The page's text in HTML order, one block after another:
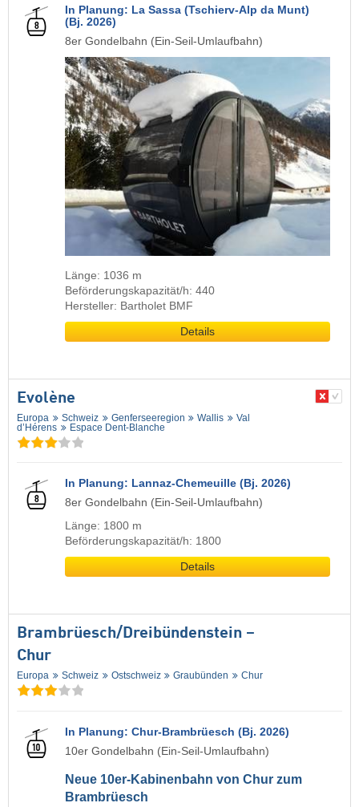
In Planung: La Sassa (Tschierv-Alp da Munt)
(Bj. 2026)
8er Gondelbahn (Ein-Seil-Umlaufbahn)
Länge: 1036 m
Beförderungskapazität/h: 440
Hersteller: Bartholet BMF
Details
Evolène
Europa Schweiz Genferseeregion Wallis
Val
d’Hérens
Espace Dent-Blanche
In Planung: Lannaz-Chemeuille (Bj. 2026)
8er Gondelbahn (Ein-Seil-Umlaufbahn)
Länge: 1800 m
Beförderungskapazität/h: 1800
Details
Brambrüesch/​Dreibündenstein –
Chur
Europa Schweiz Ostschweiz Graubünden Chur
In Planung: Chur-Brambrüesch (Bj. 2026)
10er Gondelbahn (Ein-Seil-Umlaufbahn)
Neue 10er-Kabinenbahn von Chur zum
Brambrüesch